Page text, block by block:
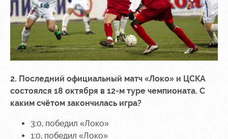
2. Последний официальный матч «Локо» и ЦСКА
состоялся 18 октября в 12-м туре чемпионата. С
каким счётом закончилась игра?
3:0, победил «Локо»
1:0, победил «Локо»